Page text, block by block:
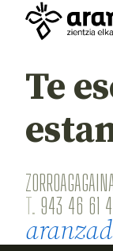
Te
T. 943 46 61